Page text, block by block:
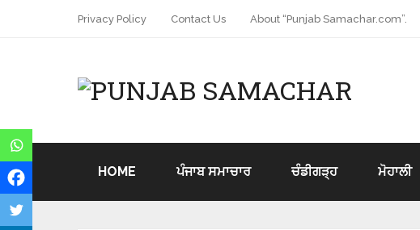
Privacy Policy Contact Us About “Punjab Samachar.com”.
HOME ਪੰਜਾਬ ਸਮਾਚਾਰ ਚੰਡੀਗੜ੍ਹ ਮੋਹਾਲੀ